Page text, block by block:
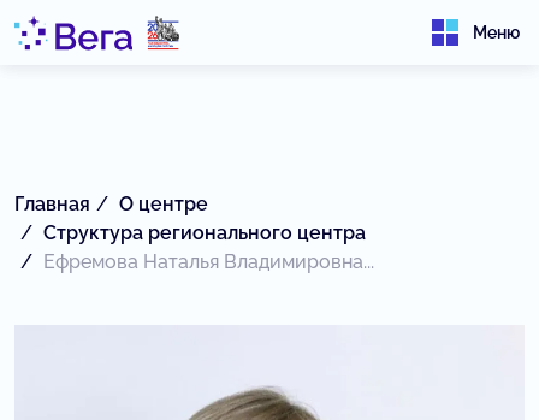
Меню
Главная
О центре
Структура регионального центра
Ефремова Наталья Владимировна...